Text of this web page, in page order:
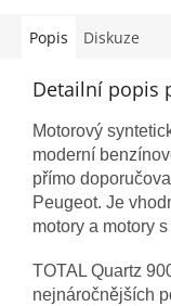
Popis Diskuze
Detailní popis
Motorový
moderní
přímo
Peugeot. Je
motory a motory
TOTAL Quartz
nejnáročnějších